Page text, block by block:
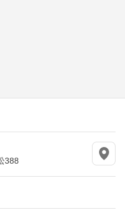
388